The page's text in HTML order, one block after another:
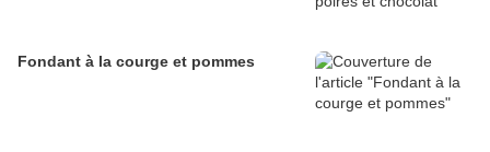
Fondant à la courge et pommes